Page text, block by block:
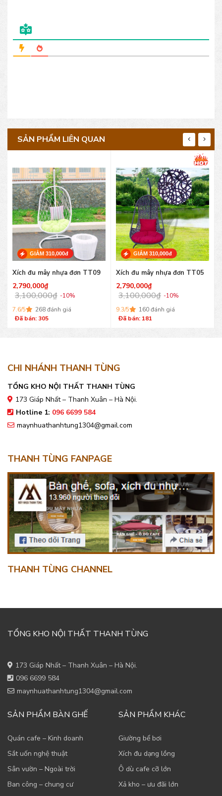
SẢN PHẨM LIÊN QUAN
GIẢM 310,000đ
Xích đu mây nhựa đơn TT05
3,100,000₫
2,790,000₫
-10%
9.3/5
160 đánh giá
Đã bán: 181
GIẢM 500,000đ
Xích đu mây nhựa đôi TT29
5,000,000₫
4,500,000₫
-10%
8.5/5
455 đánh giá
Đã bán: 477
CHI NHÁNH THANH TÙNG
TỔNG KHO NỘI THẤT THANH TÙNG
173 Giáp Nhất – Thanh Xuân – Hà Nội.
Hotline 1: 096 6699 584
maynhuathanhtung1304@gmail.com
THANH TÙNG FANPAGE
THANH TÙNG CHANNEL
TỔNG KHO NỘI THẤT THANH TÙNG
173 Giáp Nhất – Thanh Xuân – Hà Nội.
096 6699 584
maynhuathanhtung1304@gmail.com
SẢN PHẨM BÀN GHẾ
Quán cafe – Kinh doanh
Sắt uốn nghệ thuật
Sân vườn – Ngoài trời
Ban công – chung cư
SẢN PHẨM KHÁC
Giường bể bơi
Xích đu dạng lồng
Ô dù cafe cỡ lớn
Xả kho – ưu đãi lớn